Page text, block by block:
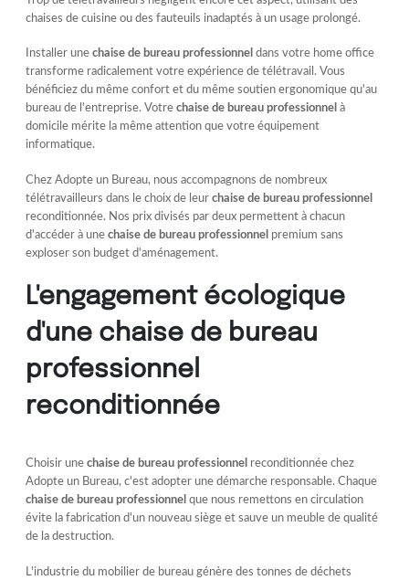
chaises de cuisine ou des fauteuils inadaptés à un usage prolongé.
Installer unechaise de bureau professionnel dans votre home office
transforme radicalement votre expérience de télétravail. Vous
bénéficiez du même confort et du même soutien ergonomique qu'au
bureau de l'entreprise. Votrechaise de bureau professionnel à
domicile mérite la même attention que votre équipement
informatique.
Chez Adopte un Bureau, nous accompagnons de nombreux
télétravailleurs dans le choix de leurchaise de bureau professionnel
reconditionnée. Nos prix divisés par deux permettent à chacun
d'accéder à unechaise de bureau professionnel premium sans
exploser son budget d'aménagement.
L'engagement écologique
d'une chaise de bureau
professionnel
reconditionnée
Choisir unechaise de bureau professionnel reconditionnée chez
Adopte un Bureau, c'est adopter une démarche responsable. Chaque
chaise de bureau professionnel que nous remettons en circulation
évite la fabrication d'un nouveau siège et sauve un meuble de qualité
de la destruction.
L'industrie du mobilier de bureau génère des tonnes de déchets